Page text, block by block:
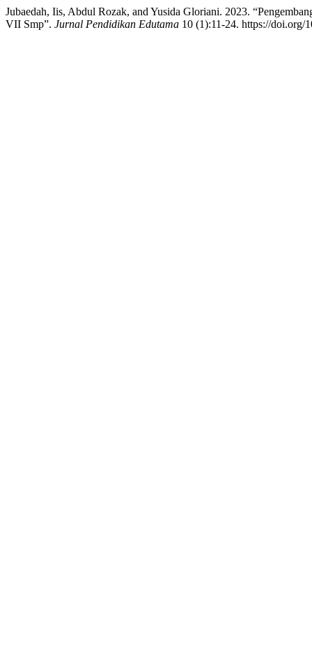
Jubaedah, Iis, Abdul Rozak, and Yusida Gloriani. 2023.
VII Smp”. Jurnal Pendidikan Edutama 10 (1):11-24. https://doi.org/